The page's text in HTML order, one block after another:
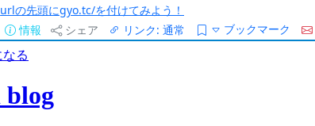
urlの先頭にgyo.tc/を付けてみよう！
情報
シェア リンク: 通常 ブックマーク